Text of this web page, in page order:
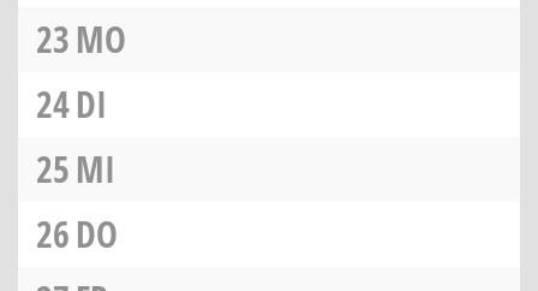
23MO
24DI
25MI
26DO